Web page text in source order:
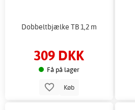
Dobbeltbjælke TB 1,2 m
309 DKK
Få på lager
Køb